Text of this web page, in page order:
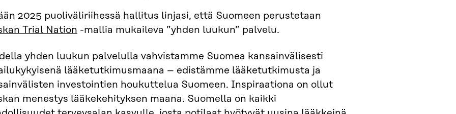
2025 puoliväliriihessä hallitus linjasi, että Suomeen perustetaan
Trial Nation -mallia mukaileva ”yhden luukun” palvelu.
yhden luukun palvelulla vahvistamme Suomea kansainvälisesti
lääketutkimusmaana – edistämme lääketutkimusta ja
investointien houkuttelua Suomeen. Inspiraationa on ollut
menestys lääkekehityksen maana. Suomella on kaikki